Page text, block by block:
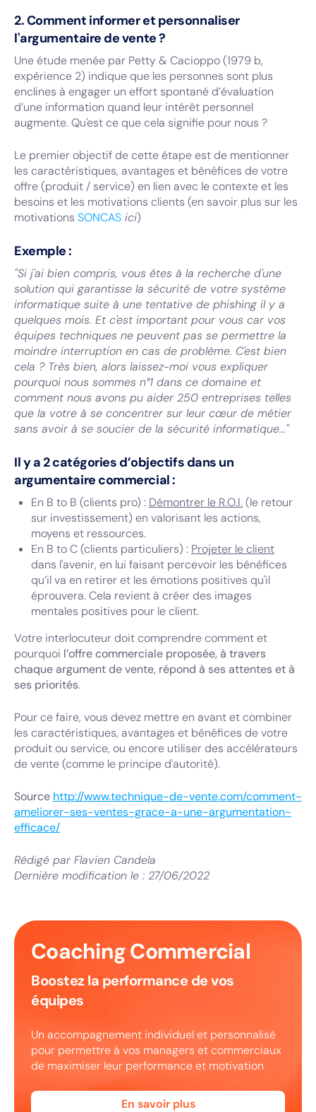
2. Comment informer et personnaliser
l'argumentaire de vente ?
Une étude menée par Petty & Cacioppo (1979 b,
expérience 2) indique que les personnes sont plus
enclines à engager un effort spontané d’évaluation
d’une information quand leur intérêt personnel
augmente. Qu'est ce que cela signifie pour nous ?
Le premier objectif de cette étape est de mentionner
les caractéristiques, avantages et bénéfices de votre
offre (produit / service) en lien avec le contexte et les
besoins et les motivations clients (en savoir plus sur les
motivations SONCAS ici)
Exemple :
"Si j'ai bien compris, vous êtes à la recherche d'une
solution qui garantisse la sécurité de votre système
informatique suite à une tentative de phishing il y a
quelques mois. Et c'est important pour vous car vos
équipes techniques ne peuvent pas se permettre la
moindre interruption en cas de problème. C'est bien
cela ? Très bien, alors laissez-moi vous expliquer
pourquoi nous sommes n°1 dans ce domaine et
comment nous avons pu aider 250 entreprises telles
que la votre à se concentrer sur leur cœur de métier
sans avoir à se soucier de la sécurité informatique..."
Il y a 2 catégories d’objectifs dans un
argumentaire commercial :
En B to B (clients pro) : Démontrer le R.O.I.(le retour
sur investissement) en valorisant les actions,
moyens et ressources.
En B to C (clients particuliers) : Projeter le client
dans l'avenir, en lui faisant percevoir les bénéfices
qu’il va en retirer et les émotions positives qu'il
éprouvera. Cela revient à créer des images
mentales positives pour le client.
Votre interlocuteur doit comprendre comment et
pourquoi l’offre commerciale proposée, à travers
chaque argument de vente, répond à ses attentes et à
ses priorités.
Pour ce faire, vous devez mettre en avant et combiner
les caractéristiques, avantages et bénéfices de votre
produit ou service, ou encore utiliser des accélérateurs
de vente (comme le principe d'autorité).
Source http://www.technique-de-vente.com/comment-
ameliorer-ses-ventes-grace-a-une-argumentation-
efficace/
Rédigé par Flavien Candela
Dernière modification le : 27/06/2022
Coaching Commercial
Boostez la performance de vos
équipes
Un accompagnement individuel et personnalisé
pour permettre à vos managers et commerciaux
de maximiser leur performance et motivation
En savoir plus